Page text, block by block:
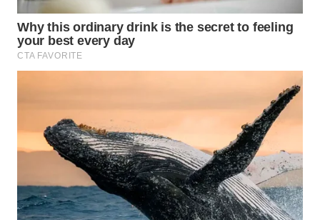
WN
SUMEDANG
WN
WN
KEPULAUAN
SERIBU
WN
TANGERANG